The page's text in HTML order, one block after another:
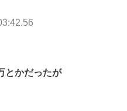
とかだったが